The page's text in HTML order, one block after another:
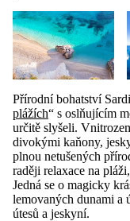
Přírodní bohatství
plážích“ s oslňujícím
určitě slyšeli.
divokými kaňony,
plnou netušených
raději relaxace na
Jedná se o magicky
lemovaných dunami a
útesů a jeskyní.